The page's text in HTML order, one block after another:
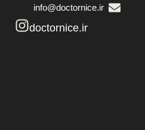
info@doctornice.ir
doctornice.ir